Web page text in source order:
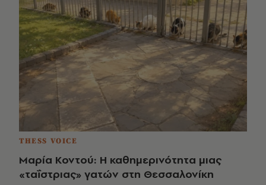
THESS VOICE
Μαρία Κοντού: Η καθημερινότητα μιας
«ταΐστριας» γατών στη Θεσσαλονίκη